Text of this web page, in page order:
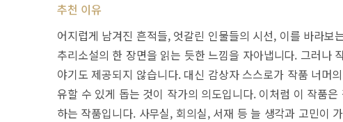
추천 이유
어지럽게 남겨진 흔적들, 엇갈린 인물들의 시선, 이를 바라
추리소설의 한 장면을 읽는 듯한 느낌을 자아냅니다. 그러나
야기도 제공되지 않습니다. 대신 감상자 스스로가 작품 너머
유할 수 있게 돕는 것이 작가의 의도입니다. 이처럼 이 작품
하는 작품입니다. 사무실, 회의실, 서재 등 늘 생각과 고민이